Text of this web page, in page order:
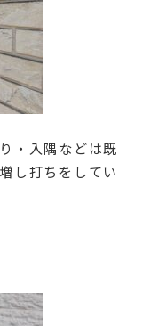
・入隅などは既
し打ちをしてい